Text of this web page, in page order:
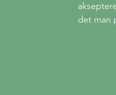
det man